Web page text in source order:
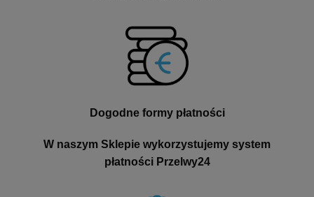
Dogodne formy płatności
W naszym Sklepie wykorzystujemy system
płatności Przelwy24